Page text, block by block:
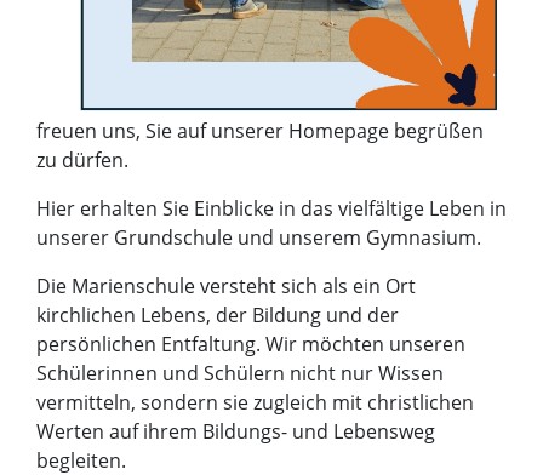
freuen uns, Sie auf unserer Homepage begrüßen
zu dürfen.
Hier erhalten Sie Einblicke in das vielfältige Leben in
unserer Grundschule und unserem Gymnasium.
Die Marienschule versteht sich als ein Ort
kirchlichen Lebens, der Bildung und der
persönlichen Entfaltung. Wir möchten unseren
Schülerinnen und Schülern nicht nur Wissen
vermitteln, sondern sie zugleich mit christlichen
Werten auf ihrem Bildungs- und Lebensweg
begleiten.